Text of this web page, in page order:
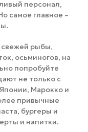
персонал,
самое главное –
свежей рыбы,
осьминогов, на
попробуйте
не только с
Марокко и
привычные
бургеры и
и напитки.